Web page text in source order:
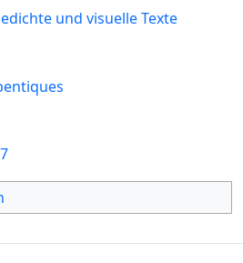
und visuelle Texte